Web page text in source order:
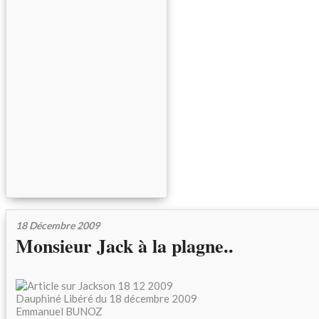
18 Décembre 2009
Monsieur Jack à la plagne..
Dauphiné Libéré du 18 décembre 2009
Emmanuel BUNOZ